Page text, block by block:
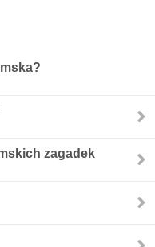
zagadek